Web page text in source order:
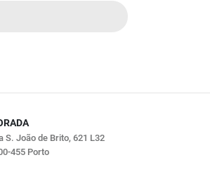
S. João de Brito, 621 L32
455 Porto